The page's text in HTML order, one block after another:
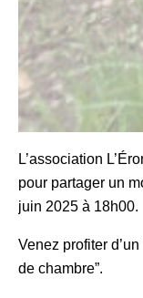
L’association
pour partager un
juin 2025 à 18h00.
Venez profiter
de chambre”.